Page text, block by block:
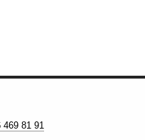
469 81 91